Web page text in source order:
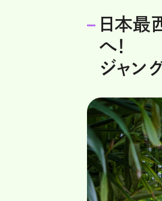
日本最
へ！
ジャン